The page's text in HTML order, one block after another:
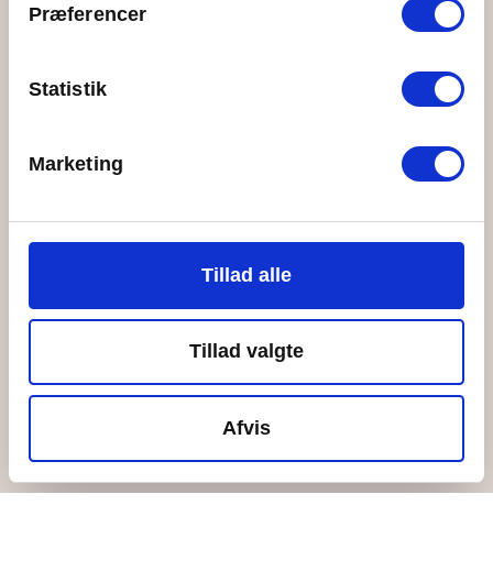
Præferencer
Statistik
Marketing
Tillad alle
Tillad valgte
Afvis
Giv-Et-År-programmet